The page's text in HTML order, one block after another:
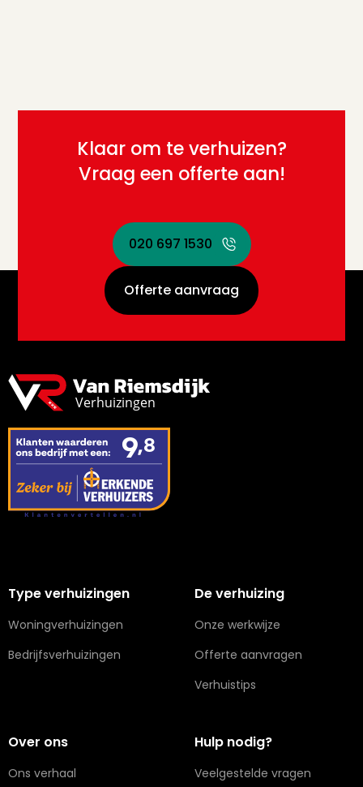
Klaar om te verhuizen?
Vraag een offerte aan!
020 697 1530
020 697 1530
Offerte aanvraag
Type verhuizingen
Woningverhuizingen
Bedrijfsverhuizingen
De verhuizing
Onze werkwijze
Offerte aanvragen
Verhuistips
Over ons
Ons verhaal
Hulp nodig?
Veelgestelde vragen